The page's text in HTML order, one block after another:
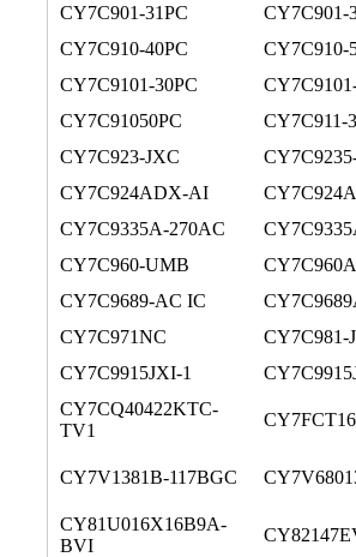
CY7C901-31PC
CY7C901-
CY7C910-40PC
CY7C910-
CY7C9101-30PC
CY7C91050PC
CY7C911-
CY7C923-JXC
CY7C924ADX-AI
CY7C9335A-270AC
CY7C960-UMB
CY7C9689-AC IC
CY7C971NC
CY7C981-
CY7C9915JXI-1
CY7CQ40422KTC-
TV1
CY7V1381B-117BGC
CY81U016X16B9A-
BVI